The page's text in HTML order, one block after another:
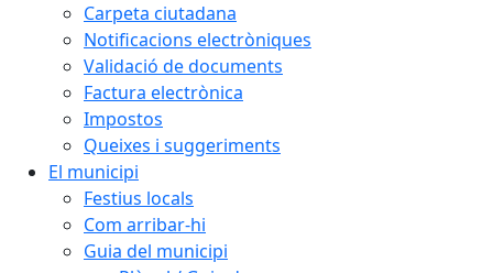
Carpeta ciutadana
Notificacions electròniques
Validació de documents
Factura electrònica
Impostos
Queixes i suggeriments
El municipi
Festius locals
Com arribar-hi
Guia del municipi